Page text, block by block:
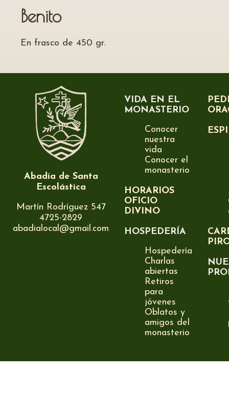
Benito
En frasco de 450 gr.
Abadía de Santa
Escolástica
Martín Rodríguez 547
4725-2829
abadialocal@gmail.com
VIDA EN EL
MONASTERIO
Conocer
nuestra
vida
Conocer el
monasterio
HORARIOS
OFICIO
DIVINO
HOSPEDERÍA
Hospedería
Charlas
abiertas
Retiros
para
jóvenes
Oblatos y
amigos del
monasterio